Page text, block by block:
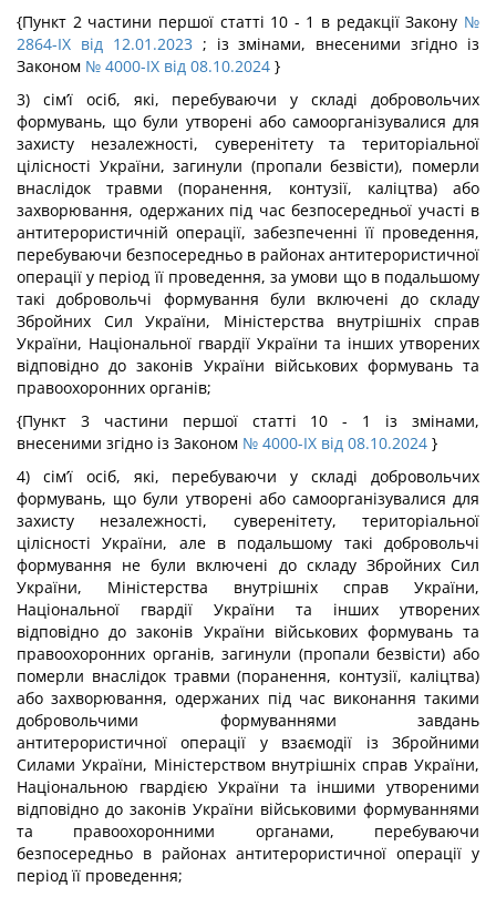
{Пункт 2 частини першої статті 10 - 1 в редакції Закону №
2864-IX від 12.01.2023 ; із змінами, внесеними згідно із
Законом № 4000-IX від 08.10.2024 }
3) сім’ї осіб, які, перебуваючи у складі добровольчих
формувань, що були утворені або самоорганізувалися для
захисту незалежності, суверенітету та територіальної
цілісності України, загинули (пропали безвісти), померли
внаслідок травми (поранення, контузії, каліцтва) або
захворювання, одержаних під час безпосередньої участі в
антитерористичній операції, забезпеченні її проведення,
перебуваючи безпосередньо в районах антитерористичної
операції у період її проведення, за умови що в подальшому
такі добровольчі формування були включені до складу
Збройних Сил України, Міністерства внутрішніх справ
України, Національної гвардії України та інших утворених
відповідно до законів України військових формувань та
правоохоронних органів;
{Пункт 3 частини першої статті 10 - 1 із змінами,
внесеними згідно із Законом № 4000-IX від 08.10.2024 }
4) сім’ї осіб, які, перебуваючи у складі добровольчих
формувань, що були утворені або самоорганізувалися для
захисту незалежності, суверенітету, територіальної
цілісності України, але в подальшому такі добровольчі
формування не були включені до складу Збройних Сил
України, Міністерства внутрішніх справ України,
Національної гвардії України та інших утворених
відповідно до законів України військових формувань та
правоохоронних органів, загинули (пропали безвісти) або
померли внаслідок травми (поранення, контузії, каліцтва)
або захворювання, одержаних під час виконання такими
добровольчими формуваннями завдань
антитерористичної операції у взаємодії із Збройними
Силами України, Міністерством внутрішніх справ України,
Національною гвардією України та іншими утвореними
відповідно до законів України військовими формуваннями
та правоохоронними органами, перебуваючи
безпосередньо в районах антитерористичної операції у
період її проведення;